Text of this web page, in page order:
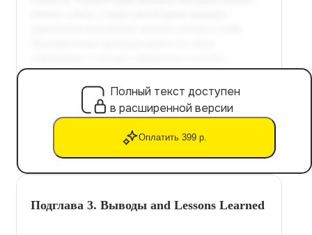
Полный текст доступен
в расширенной версии
Оплатить 399 р.
Подглава 3. Выводы and Lessons Learned